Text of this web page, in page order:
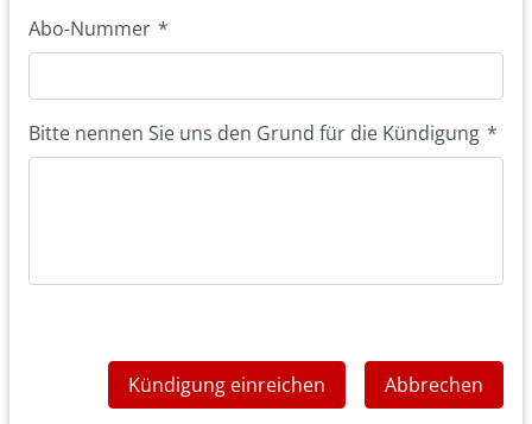
Abo-Nummer *
Bitte nennen Sie uns den Grund für die Kündigung *
Kündigung einreichen Abbrechen